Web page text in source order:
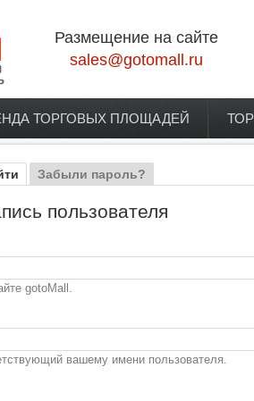
Размещение на сайте
sales@gotomall.ru
ТОРГОВЫХ ПЛОЩАДЕЙ
(активная вкладка)
Забыли пароль?
пользователя
gotoMall.
вашему имени пользователя.